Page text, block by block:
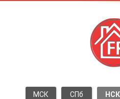
МСК СПб НСК